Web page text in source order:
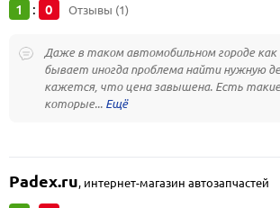
1 : 0 Отзывы (1)
Даже в таком автомобильном городе как
бывает иногда проблема найти нужную
кажется, что цена завышена. Есть такие
которые...
Padex.ru, интернет-магазин автозапчастей